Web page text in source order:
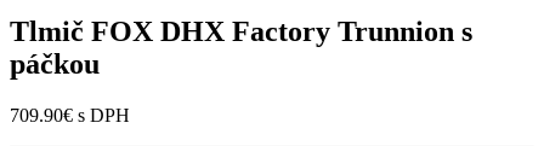
Tlmič FOX DHX Factory Trunnion s
páčkou
709.90€ s DPH